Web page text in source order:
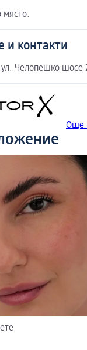
място.
и контакти
Челопешко шосе
Още